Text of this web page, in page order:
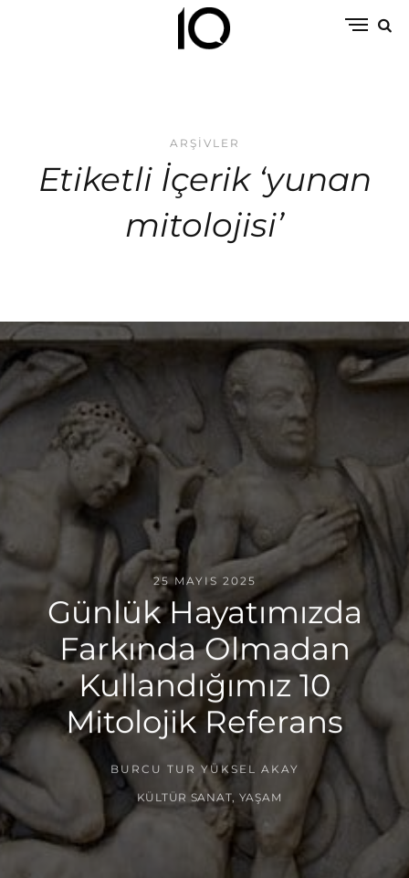
ARŞIVLER
Etiketli İçerik ‘yunan
mitolojisi’
25 MAYIS 2025
Günlük Hayatımızda
Farkında Olmadan
Kullandığımız 10
Mitolojik Referans
BURCU TUR YÜKSEL AKAY
KÜLTÜR SANAT YAŞAM